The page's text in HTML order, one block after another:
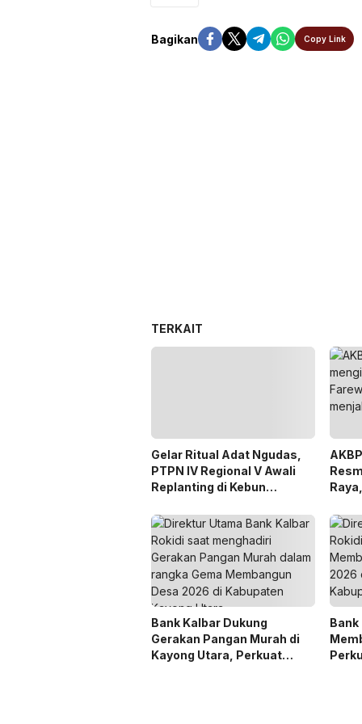
Bagikan Copy Link
TERKAIT
Gelar Ritual Adat Ngudas,
PTPN IV Regional V Awali
Replanting di Kebun
Bank Kalbar Dukung
Gerakan Pangan Murah di
Kayong Utara, Perkuat
Bank